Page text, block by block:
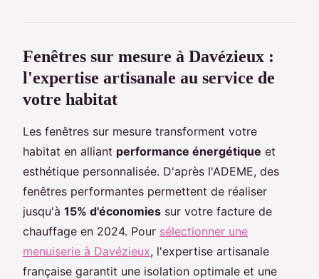
Fenêtres sur mesure à Davézieux :
l'expertise artisanale au service de
votre habitat
Les fenêtres sur mesure transforment votre
habitat en alliant performance énergétique et
esthétique personnalisée. D'après l'ADEME, des
fenêtres performantes permettent de réaliser
jusqu'à 15% d'économies sur votre facture de
chauffage en 2024. Pour sélectionner une
menuiserie à Davézieux, l'expertise artisanale
française garantit une isolation optimale et une